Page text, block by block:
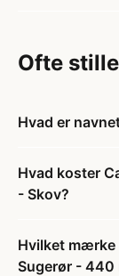
Ofte
Hvad er
Hvad koster
- Skov?
Hvilket mærke
Sugerør - 440